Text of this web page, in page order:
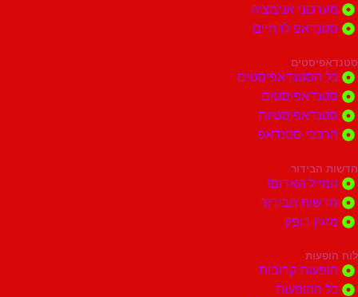
אנימציה
לדתיים
סטנדאפ
האדום!
הבידור
דופק
קרובות